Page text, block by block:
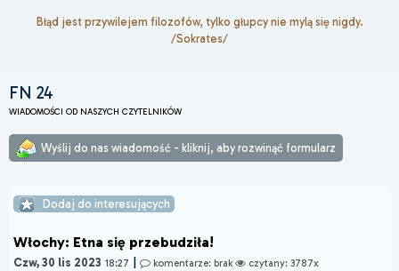
Błąd jest przywilejem filozofów, tylko głupcy nie mylą się nigdy.
/Sokrates/
FN 24
WIADOMOŚCI OD NASZYCH CZYTELNIKÓW
Wyślij do nas wiadomość - kliknij, aby rozwinąć formularz
Dodaj do interesujących
Włochy: Etna się przebudziła!
Czw, 30 lis 2023 18:27 komentarze: brak czytany: 3787x